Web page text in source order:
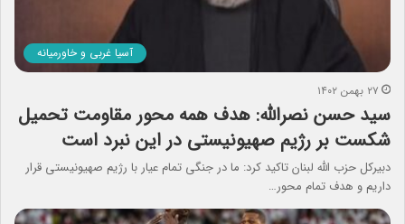
آسیا غربی و خاورمیانه
۲۷ بهمن ۱۴۰۲
سید حسن نصرالله: هدف همه محور مقاومت تحمیل
شکست بر رژیم صهیونیستی در این نبرد است
دبیرکل حزب الله لبنان تاکید کرد: ما در جنگی تمام عیار با رژیم صهیونیستی قرار
داریم و هدف تمام محور…